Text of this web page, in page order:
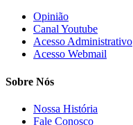
Opinião
Canal Youtube
Acesso Administrativo
Acesso Webmail
Sobre Nós
Nossa História
Fale Conosco